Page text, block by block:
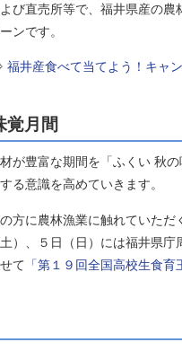
び直売所等で、福井県産の農
ンです。
福井産食べて当てよう！キャ
月間
が豊富な期間を「ふくい 秋
る意識を高めていきます。
方に農林漁業に触れていただ
）、５日（日）には福井県庁
て 「第１９回全国高校生食育